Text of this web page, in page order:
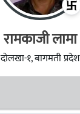
रामकाजी लामा
दोलखा-१, बागमती प्रदेश